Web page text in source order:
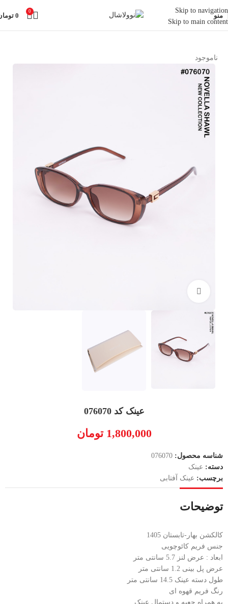
Skip to navigation
Skip to main content
منو
0
0
خانه اکسسوری عینک
ناموجود
عینک کد 076070
1,800,000 تومان
شناسه محصول: 076070
دسته: عینک
برچسب: عینک آفتابی
توضیحات
کالکشن بهار-تابستان 1405
جنس فریم کائوچویی
ابعاد : عرض لنز 5.7 سانتی متر
عرض پل بینی 1.2 سانتی متر
طول دسته عینک 14.5 سانتی متر
رنگ فریم قهوه ای
به همراه جعبه و دستمال عینک